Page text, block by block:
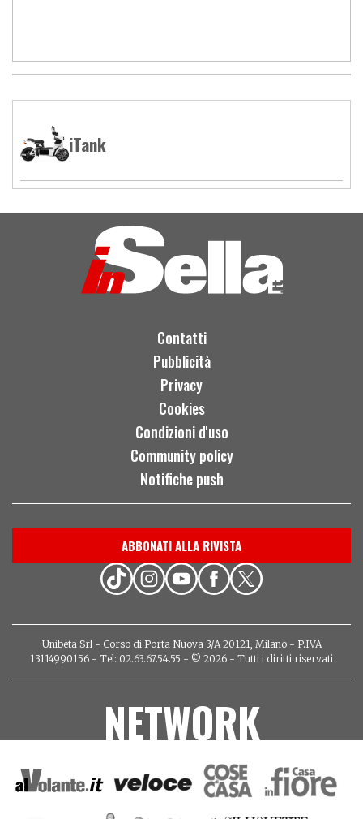
iTank
Contatti
Pubblicità
Privacy
Cookies
Condizioni d'uso
Community policy
Notifiche push
ABBONATI ALLA RIVISTA
Unibeta Srl - Corso di Porta Nuova 3/A 20121, Milano - P.IVA
13114990156 - Tel: 02.63.67.54.55 - © 2026 - Tutti i diritti riservati
NETWORK